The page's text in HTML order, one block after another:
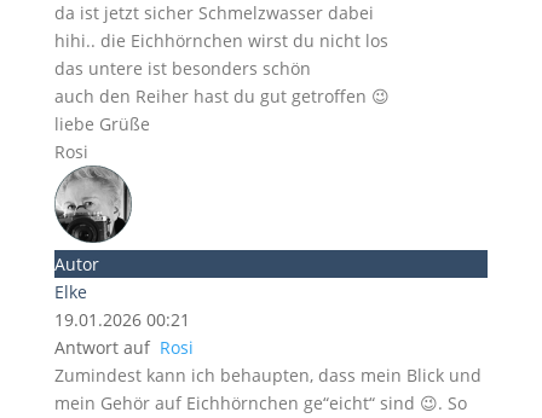
da ist jetzt sicher Schmelzwasser dabei
hihi.. die Eichhörnchen wirst du nicht los
das untere ist besonders schön
auch den Reiher hast du gut getroffen 😉
liebe Grüße
Rosi
Autor
Elke
19.01.2026 00:21
Antwort auf Rosi
Zumindest kann ich behaupten, dass mein Blick und
mein Gehör auf Eichhörnchen ge“eicht“ sind 😉. So